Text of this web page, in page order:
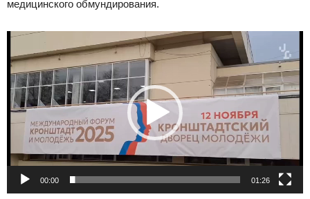
медицинского обмундирования.
Видеоплеер
00:00 01:26